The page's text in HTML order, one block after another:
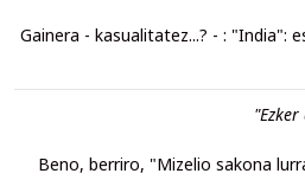
Gainera - kasualitatez...? - : "India":
Beno, berriro, "Mizelio sakona